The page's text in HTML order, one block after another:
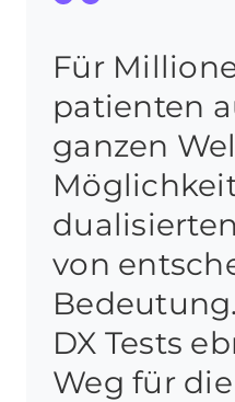
Für
patienten
ganzen
von
DX Tests
Weg für